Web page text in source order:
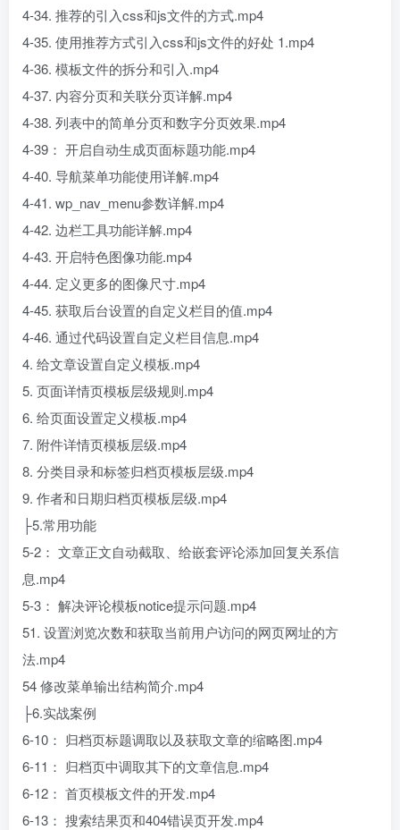
4-34. 推荐的引入css和js文件的方式.mp4
4-35. 使用推荐方式引入css和js文件的好处 1.mp4
4-36. 模板文件的拆分和引入.mp4
4-37. 内容分页和关联分页详解.mp4
4-38. 列表中的简单分页和数字分页效果.mp4
4-39： 开启自动生成页面标题功能.mp4
4-40. 导航菜单功能使用详解.mp4
4-41. wp_nav_menu参数详解.mp4
4-42. 边栏工具功能详解.mp4
4-43. 开启特色图像功能.mp4
4-44. 定义更多的图像尺寸.mp4
4-45. 获取后台设置的自定义栏目的值.mp4
4-46. 通过代码设置自定义栏目信息.mp4
4. 给文章设置自定义模板.mp4
5. 页面详情页模板层级规则.mp4
6. 给页面设置定义模板.mp4
7. 附件详情页模板层级.mp4
8. 分类目录和标签归档页模板层级.mp4
9. 作者和日期归档页模板层级.mp4
├5.常用功能
5-2： 文章正文自动截取、给嵌套评论添加回复关系信
息.mp4
5-3： 解决评论模板notice提示问题.mp4
51. 设置浏览次数和获取当前用户访问的网页网址的方
法.mp4
54 修改菜单输出结构简介.mp4
├6.实战案例
6-10： 归档页标题调取以及获取文章的缩略图.mp4
6-11： 归档页中调取其下的文章信息.mp4
6-12： 首页模板文件的开发.mp4
6-13： 搜索结果页和404错误页开发.mp4